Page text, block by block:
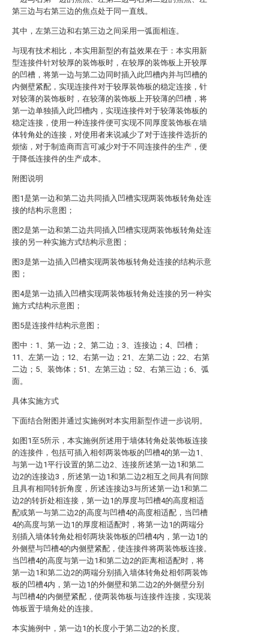
第三边与右第三边的焦点处于同一直线。
其中，左第三边和右第三边之间采用一弧面相连。
与现有技术相比，本实用新型的有益效果在于：本实用新
型连接件针对较厚的装饰板时，在较厚的装饰板上开较厚
的凹槽，将第一边与第二边同时插入此凹槽内并与凹槽的
内侧壁紧配，实现连接件对于较厚装饰板的稳定连接，针
对较薄的装饰板时，在较薄的装饰板上开较薄的凹槽，将
第一边单独插入此凹槽内，实现连接件对于较薄装饰板的
稳定连接，使用一种连接件便可实现不同厚度装饰板在墙
体转角处的连接，对使用者来说减少了对于连接件选折的
烦恼，对于制造商而言可减少对于不同连接件的生产，便
于降低连接件的生产成本。
附图说明
图1是第一边和第二边共同插入凹槽实现两装饰板转角处连
接的结构示意图；
图2是第一边和第二边共同插入凹槽实现两装饰板转角处连
接的另一种实施方式结构示意图；
图3是第一边插入凹槽实现两装饰板转角处连接的结构示意
图；
图4是第一边插入凹槽实现两装饰板转角处连接的另一种实
施方式结构示意图；
图5是连接件结构示意图；
图中：1、第一边；2、第二边；3、连接边；4、凹槽；
11、左第一边；12、右第一边；21、左第二边；22、右第
二边；5、装饰体；51、左第三边；52、右第三边；6、弧
面。
具体实施方式
下面结合附图并通过实施例对本实用新型作进一步说明。
如图1至5所示，本实施例所述用于墙体转角处装饰板连接
的连接件，包括可插入相邻两装饰板的凹槽4的第一边1、
与第一边1平行设置的第二边2、连接所述第一边1和第二
边2的连接边3，所述第一边1和第二边2相互之间具有间隙
且具有相同转折角度，所述连接边3与所述第一边1和第二
边2的转折处相连接，第一边1的厚度与凹槽4的高度相适
配或第一与第二边2的高度与凹槽4的高度相适配，当凹槽
4的高度与第一边1的厚度相适配时，将第一边1的两端分
别插入墙体转角处相邻两块装饰板的凹槽4内，第一边1的
外侧壁与凹槽4的内侧壁紧配，使连接件将两装饰板连接。
当凹槽4的高度与第一边1和第二边2的距离相适配时，将
第一边1和第二边2的两端分别插入墙体转角处相邻两装饰
板的凹槽4内，第一边1的外侧壁和第二边2的外侧壁分别
与凹槽4的内侧壁紧配，使两装饰板与连接件连接，实现装
饰板置于墙角处的连接。
本实施例中，第一边1的长度小于第二边2的长度。